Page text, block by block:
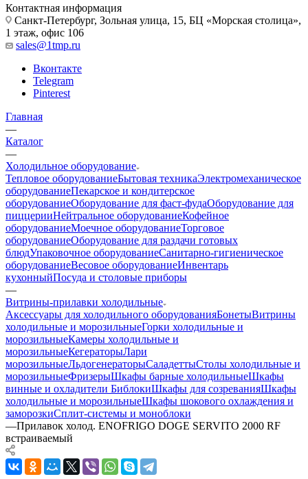
Контактная информация
Санкт-Петербург, Зольная улица, 15, БЦ «Морская столица»,
1 этаж, офис 106
sales@1tmp.ru
Вконтакте
Telegram
Pinterest
Главная
—
Каталог
—
Холодильное оборудование
Тепловое оборудованиеБытовая техникаЭлектромеханическое
оборудованиеПекарское и кондитерское
оборудованиеОборудование для фаст-фудаОборудование для
пиццерииНейтральное оборудованиеКофейное
оборудованиеМоечное оборудованиеТорговое
оборудованиеОборудование для раздачи готовых
блюдУпаковочное оборудованиеСанитарно-гигиеническое
оборудованиеВесовое оборудованиеИнвентарь
кухонныйПосуда и столовые приборы
—
Витрины-прилавки холодильные
Аксессуары для холодильного оборудованияБонетыВитрины
холодильные и морозильныеГорки холодильные и
морозильныеКамеры холодильные и
морозильныеКегераторыЛари
морозильныеЛьдогенераторыСаладеттыСтолы холодильные и
морозильныеФризерыШкафы барные холодильныеШкафы
винные и охладители БиблокиШкафы для созреванияШкафы
холодильные и морозильныеШкафы шокового охлаждения и
заморозкиСплит-системы и моноблоки
—Прилавок холод. ENOFRIGO DOGE SERVITO 2000 RF
встраиваемый